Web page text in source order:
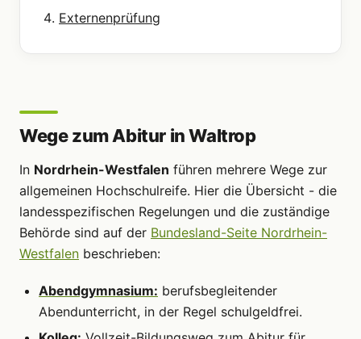
Externenprüfung
Wege zum Abitur in Waltrop
In Nordrhein-Westfalen führen mehrere Wege zur
allgemeinen Hochschulreife. Hier die Übersicht - die
landesspezifischen Regelungen und die zuständige
Behörde sind auf der Bundesland-Seite Nordrhein-
Westfalen beschrieben:
Abendgymnasium: berufsbegleitender
Abendunterricht, in der Regel schulgeldfrei.